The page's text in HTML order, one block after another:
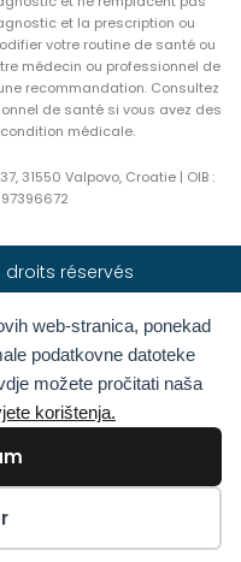
web-stranica, ponekad
podatkovne datoteke
možete pročitati naša
korištenja.
et la prescription ou
votre routine de santé ou
médecin ou professionnel de
recommandation. Consultez
de santé si vous avez des
médicale.
37, 31550 Valpovo, Croatie | OIB :
97396672
droits réservés
English(Anglais)
Polski(Polonais)
Italiano (Italien)
)
Français